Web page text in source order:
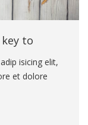
to
isicing elit,
et dolore
amet,
tempor incid